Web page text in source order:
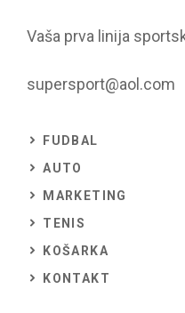
Vaša prva linija
supersport@aol.com
FUDBAL
AUTO
MARKETING
TENIS
KOŠARKA
KONTAKT